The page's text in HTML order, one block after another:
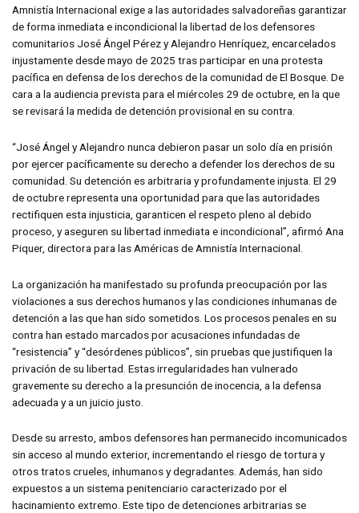
Amnistía Internacional exige a las autoridades salvadoreñas garantizar
de forma inmediata e incondicional la libertad de los defensores
comunitarios José Ángel Pérez y Alejandro Henríquez, encarcelados
injustamente desde mayo de 2025 tras participar en una protesta
pacífica en defensa de los derechos de la comunidad de El Bosque. De
cara a la audiencia prevista para el miércoles 29 de octubre, en la que
se revisará la medida de detención provisional en su contra.
“José Ángel y Alejandro nunca debieron pasar un solo día en prisión
por ejercer pacíficamente su derecho a defender los derechos de su
comunidad. Su detención es arbitraria y profundamente injusta. El 29
de octubre representa una oportunidad para que las autoridades
rectifiquen esta injusticia, garanticen el respeto pleno al debido
proceso, y aseguren su libertad inmediata e incondicional”, afirmó Ana
Piquer, directora para las Américas de Amnistía Internacional.
La organización ha manifestado su profunda preocupación por las
violaciones a sus derechos humanos y las condiciones inhumanas de
detención a las que han sido sometidos. Los procesos penales en su
contra han estado marcados por acusaciones infundadas de
“resistencia” y “desórdenes públicos”, sin pruebas que justifiquen la
privación de su libertad. Estas irregularidades han vulnerado
gravemente su derecho a la presunción de inocencia, a la defensa
adecuada y a un juicio justo.
Desde su arresto, ambos defensores han permanecido incomunicados
sin acceso al mundo exterior, incrementando el riesgo de tortura y
otros tratos crueles, inhumanos y degradantes. Además, han sido
expuestos a un sistema penitenciario caracterizado por el
hacinamiento extremo. Este tipo de detenciones arbitrarias se